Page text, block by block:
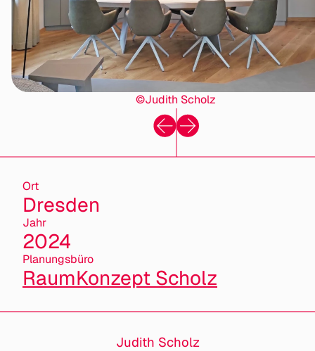
©Judith Scholz
Ort
Dresden
Jahr
2024
Planungsbüro
RaumKonzept Scholz
Judith Scholz